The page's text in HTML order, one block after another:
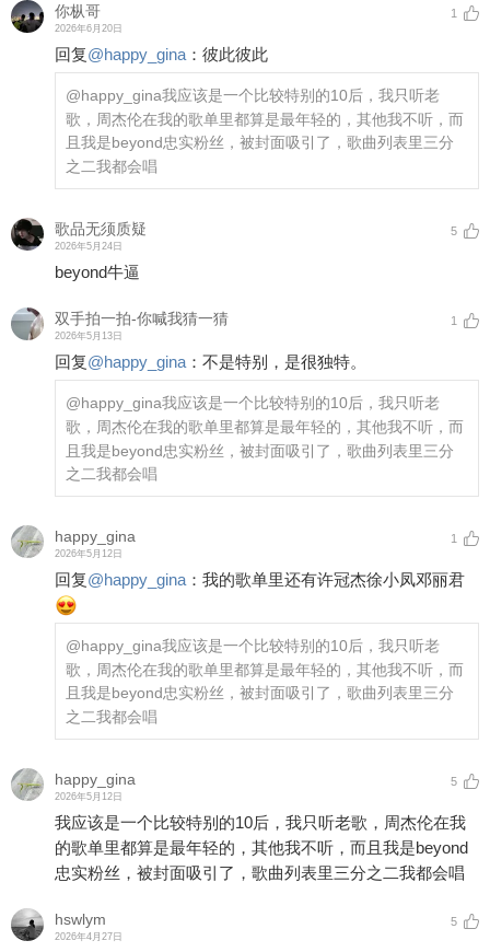
你枞哥
2026年6月20日
1
回复@happy_gina ： 彼此彼此
@happy_gina我应该是一个比较特别的10后，我只听老
歌，周杰伦在我的歌单里都算是最年轻的，其他我不听，而
且我是beyond忠实粉丝，被封面吸引了，歌曲列表里三分
之二我都会唱
歌品无须质疑
2026年5月24日
5
beyond牛逼
双手拍一拍-你喊我猜一猜
2026年5月13日
1
回复@happy_gina ： 不是特别，是很独特。
@happy_gina我应该是一个比较特别的10后，我只听老
歌，周杰伦在我的歌单里都算是最年轻的，其他我不听，而
且我是beyond忠实粉丝，被封面吸引了，歌曲列表里三分
之二我都会唱
happy_gina
2026年5月12日
1
回复@happy_gina ： 我的歌单里还有许冠杰徐小凤邓丽君
@happy_gina我应该是一个比较特别的10后，我只听老
歌，周杰伦在我的歌单里都算是最年轻的，其他我不听，而
且我是beyond忠实粉丝，被封面吸引了，歌曲列表里三分
之二我都会唱
happy_gina
2026年5月12日
5
我应该是一个比较特别的10后，我只听老歌，周杰伦在我
的歌单里都算是最年轻的，其他我不听，而且我是beyond
忠实粉丝，被封面吸引了，歌曲列表里三分之二我都会唱
hswlym
2026年4月27日
5